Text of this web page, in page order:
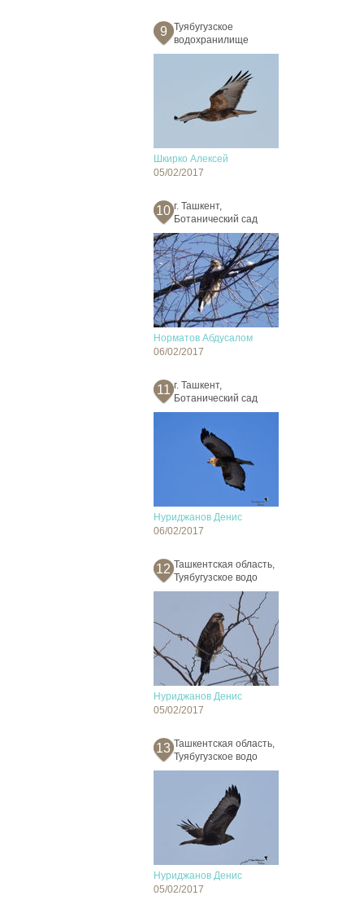
9
Туябугузское
водохранилище
Шкирко Алексей
05/02/2017
10 г. Ташкент,
Ботанический сад
Норматов Абдусалом
06/02/2017
11 г. Ташкент,
Ботанический сад
Нуриджанов Денис
06/02/2017
12 Ташкентская область,
Туябугузское водо
Нуриджанов Денис
05/02/2017
13 Ташкентская область,
Туябугузское водо
Нуриджанов Денис
05/02/2017